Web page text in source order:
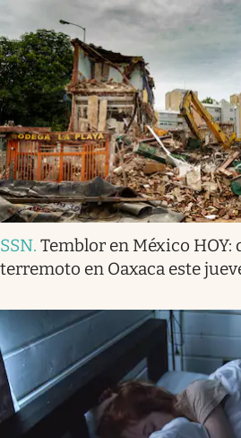
SSN. Temblor en México HOY:
terremoto en Oaxaca este